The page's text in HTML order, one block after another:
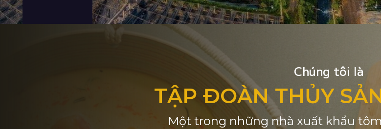
Chúng tôi là
TẬP ĐOÀN THỦY
Một trong những nhà xuất khẩu